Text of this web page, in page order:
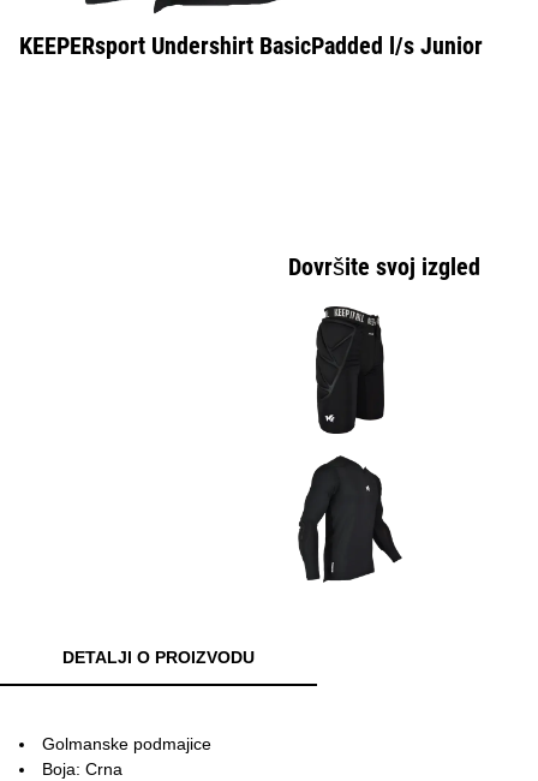
KEEPERsport Undershirt BasicPadded l/s Junior
Dovršite svoj izgled
DETALJI O PROIZVODU
Golmanske podmajice
Boja: Crna